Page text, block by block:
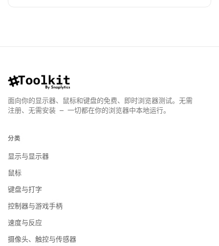
面向你的显示器、鼠标和键盘的免费、即时浏览器测试。无需
注册、无需安装 — 一切都在你的浏览器中本地运行。
分类
显示与显示器
鼠标
键盘与打字
控制器与游戏手柄
速度与反应
摄像头、触控与传感器